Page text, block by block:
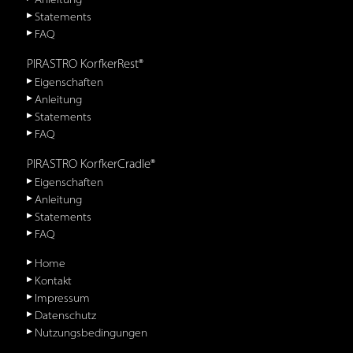
Statements
FAQ
PIRASTRO KorfkerRest®
Eigenschaften
Anleitung
Statements
FAQ
PIRASTRO KorfkerCradle®
Eigenschaften
Anleitung
Statements
FAQ
Home
Kontakt
Impressum
Datenschutz
Nutzungsbedingungen